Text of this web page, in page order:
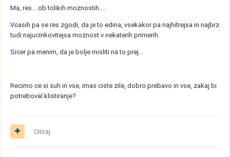
Ma, res... ob tolikih moznostih....
Vcasih pa se res zgodi, da je to edina, vsekakor pa najhitrejsa in najbrz
tudi najucinkovitejsa moznost v nekaterih primerih.
Sicer pa menim, da je bolje misliti na to prej...
Recimo ce si suh in vse, imas ciste zile, dobro prebavo in vse, zakaj bi
potreboval klistiranje?
Citiraj